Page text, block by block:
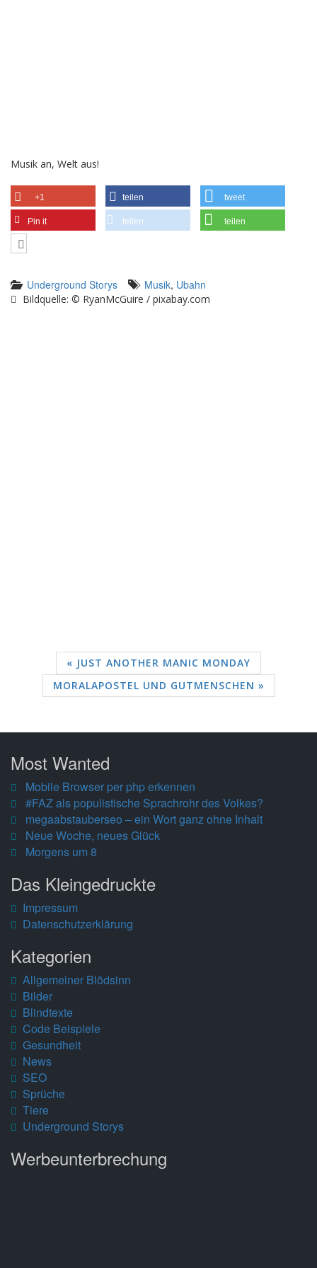
Musik an, Welt aus!
+1 teilen tweet
Pin it teilen teilen
Underground Storys Musik, Ubahn
Bildquelle: © RyanMcGuire / pixabay.com
« JUST ANOTHER MANIC MONDAY
MORALAPOSTEL UND GUTMENSCHEN »
Most Wanted
Mobile Browser per php erkennen
#FAZ als populistische Sprachrohr des Volkes?
megaabstauberseo – ein Wort ganz ohne Inhalt
Neue Woche, neues Glück
Morgens um 8
Das Kleingedruckte
Impressum
Datenschutzerklärung
Kategorien
Allgemeiner Blödsinn
Bilder
Blindtexte
Code Beispiele
Gesundheit
News
SEO
Sprüche
Tiere
Underground Storys
Werbeunterbrechung